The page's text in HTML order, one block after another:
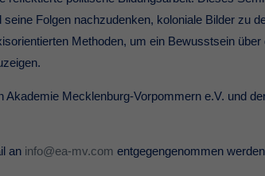
Folgen nachzudenken, koloniale Bilder zu
Methoden, um ein Bewusstsein
Mecklenburg-Vorpommern e.V. und
an info@ea-mv.com entgegengenommen